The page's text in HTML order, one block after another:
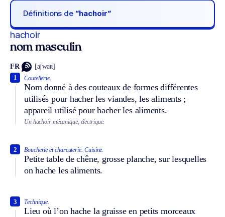
Définitions de “hachoir“
hachoir
nom masculin
FR [aʃwaʀ]
Coutellerie.
Nom donné à des couteaux de formes différentes
utilisés pour hacher les viandes, les aliments ;
appareil utilisé pour hacher les aliments.
1
Un hachoir mécanique, électrique.
Boucherie et charcuterie. Cuisine.
Petite table de chêne, grosse planche, sur lesquelles
on hache les aliments.
2
Technique.
Lieu où l’on hache la graisse en petits morceaux
3